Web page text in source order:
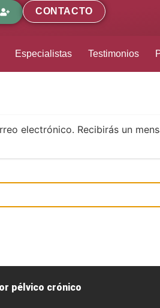
CONTACTO
Especialistas Testimonios
electrónico. Recibirás un
pélvico crónico